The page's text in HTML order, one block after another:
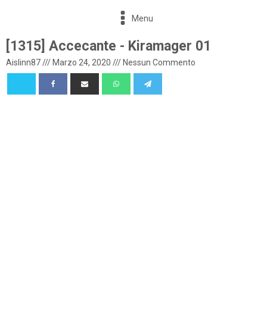
Menu
[1315] Accecante - Kiramager 01
Aislinn87/// Marzo 24, 2020 /// Nessun Commento